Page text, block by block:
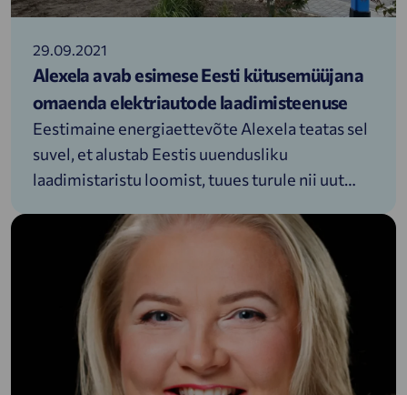
29.09.2021
Alexela avab esimese Eesti kütusemüüjana
omaenda elektriautode laadimisteenuse
Eestimaine energiaettevõte Alexela teatas sel
suvel, et alustab Eestis uuendusliku
laadimistaristu loomist, tuues turule nii uut
kasutajakogemust läbi intuitiivse
mobiilirakenduse. Tänaseks on ettevõte
jõudnud ambitsioonikate plaanidega esimese
etapi lõpuni. Esimesed pöördelise uuendusega
laadimistehnoloogiaga elektriautode laadijad
on paigaldatud tanklaketi Tallinn-Tartu
maanteel asuvasse Tikupoisina tuntud Paiaristi